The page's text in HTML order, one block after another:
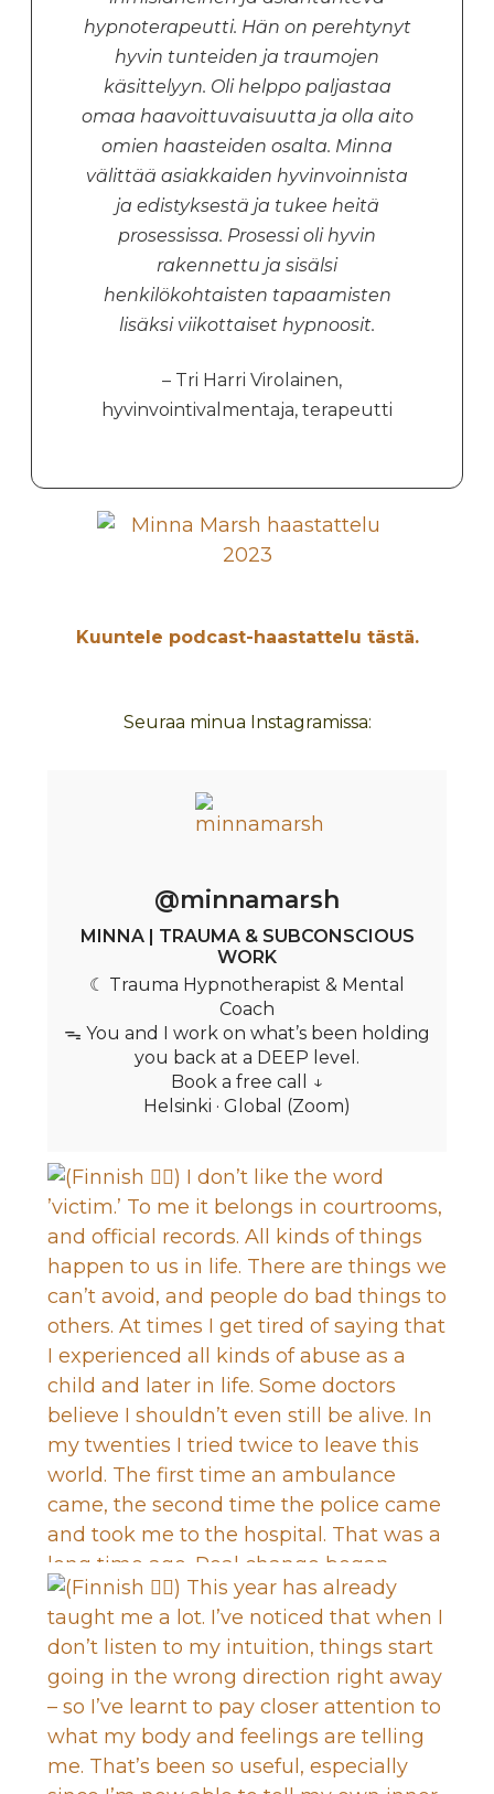
hypnoterapeutti. Hän on perehtynyt
hyvin tunteiden ja traumojen
käsittelyyn. Oli helppo paljastaa
omaa haavoittuvaisuutta ja olla aito
omien haasteiden osalta. Minna
välittää asiakkaiden hyvinvoinnista
ja edistyksestä ja tukee heitä
prosessissa. Prosessi oli hyvin
rakennettu ja sisälsi
henkilökohtaisten tapaamisten
lisäksi viikottaiset hypnoosit.
– Tri Harri Virolainen,
hyvinvointivalmentaja, terapeutti
Kuuntele podcast-haastattelu tästä.
Seuraa minua Instagramissa:
@minnamarsh
MINNA | TRAUMA & SUBCONSCIOUS
WORK
☾ Trauma Hypnotherapist & Mental
Coach
ᯓ You and I work on what’s been holding
you back at a DEEP level.
Book a free call ↓
Helsinki · Global (Zoom)